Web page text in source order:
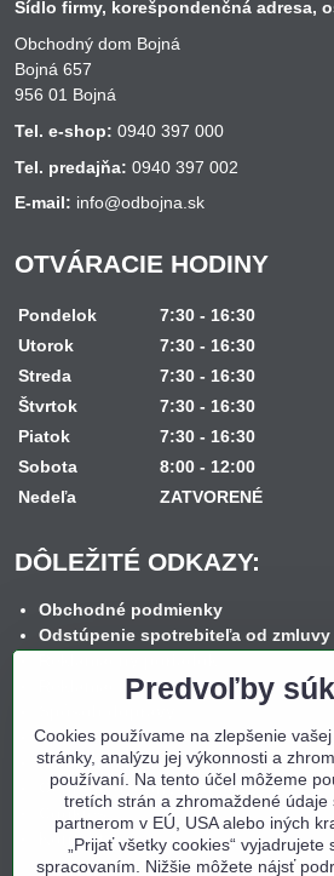
Sídlo firmy, korešpondenčná adresa,
Obchodný dom Bojná
Bojná 657
956 01 Bojná
Tel. e-shop: 0940 397 000
Tel. predajňa: 0940 397 002
E-mail: info@odbojna.sk
OTVÁRACIE HODINY
Pondelok
7:30 - 16:30
Utorok
7:30 - 16:30
Streda
7:30 - 16:30
Štvrtok
7:30 - 16:30
Piatok
7:30 - 16:30
Sobota
8:00 - 12:00
Nedeľa
ZATVORENÉ
DÔLEŽITÉ ODKAZY:
Obchodné podmienky
Odstúpenie spotrebiteľa od zmluvy
Reklamačný formulár
Spôsob platby
Nákup na splátky
Ochrana osobných údajov
Cookies
Kontakt
Predvoľby
Cookies používame na zlepšenie
stránky, analýzu jej výkonnosti a
používaní. Na tento účel môžeme
tretích strán a zhromaždené údaje
partnerom v EÚ, USA alebo iných
„Prijať všetky cookies“
spracovaním. Nižšie môžete nájsť